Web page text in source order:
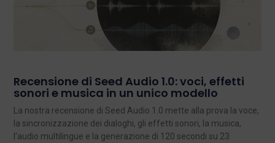
Recensione di Seed Audio 1.0: voci, effetti
sonori e musica in un unico modello
La nostra recensione di Seed Audio 1.0 mette alla prova la voce,
la sincronizzazione dei dialoghi, gli effetti sonori, la musica,
l'audio multilingue e la generazione di 120 secondi su 23